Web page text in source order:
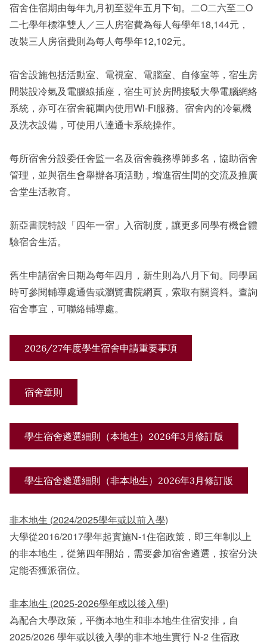
宿舍住宿期由每年九月初至翌年五月下旬。二O二六至二O
二七學年標準雙人／三人房宿費為每人每學年18,144元，
改裝三人房宿費則為每人每學年12,102元。
宿舍設施包括活動室、電視室、電腦室、自修室等，宿生房
間裝設冷氣及電腦線插座，宿生可於房間接駁大學電腦網絡
系統，亦可在宿舍範圍內使用Wi-Fi服務。宿舍內的冷氣機
及洗衣設備，可使用八達通卡系統操作。
每所宿舍分設委任舍監一名及宿舍義務導師多名，協助宿舍
管理，並與宿生會舉辦各項活動，增進宿生間的交流及推廣
舍堂生活教育。
新亞書院特設「四年一宿」入宿制度，讓更多同學有機會體
驗宿舍生活。
舊生申請宿舍日期為每年四月，新生則為八月下旬。同學屆
時可參閱輔導處通告或瀏覽書院網頁，索取有關資料。查詢
宿舍事宜，可聯絡輔導處。
2026/27年度學生宿舍申請重要事項
宿舍章則
學生宿舍遴選細則（本地生）2026年3月修訂版
學生宿舍遴選細則（非本地生）2026年3月修訂版
非本地生 (2024/2025學年或以前入學)
大學從2016/2017學年起實施N-1住宿政策，即三年制以上
的非本地生，從第四年開始，需要參加宿舍遴選，按宿分決
定能否獲派宿位。
非本地生 (2025-2026學年或以後入學)
為配合大學政策，平衡本地生和非本地生住宿安排，自
2025/2026 學年或以後入學的非本地生實行 N-2 住宿政